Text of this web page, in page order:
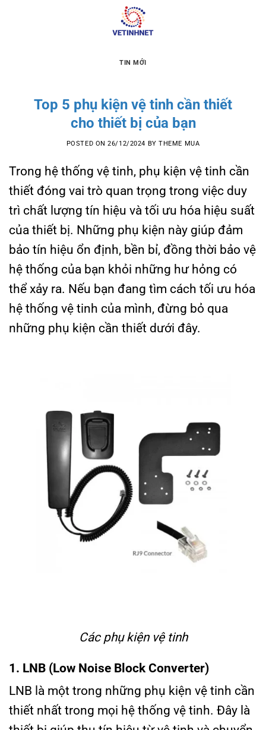
TIN MỚI
Top 5 phụ kiện vệ tinh cần thiết
cho thiết bị của bạn
POSTED ON26/12/2024 BYTHEME MUA
Trong hệ thống vệ tinh, phụ kiện vệ tinh cần
thiết đóng vai trò quan trọng trong việc duy
trì chất lượng tín hiệu và tối ưu hóa hiệu suất
của thiết bị. Những phụ kiện này giúp đảm
bảo tín hiệu ổn định, bền bỉ, đồng thời bảo vệ
hệ thống của bạn khỏi những hư hỏng có
thể xảy ra. Nếu bạn đang tìm cách tối ưu hóa
hệ thống vệ tinh của mình, đừng bỏ qua
những phụ kiện cần thiết dưới đây.
Các phụ kiện vệ tinh
1. LNB (Low Noise Block Converter)
LNB là một trong những phụ kiện vệ tinh cần
thiết nhất trong mọi hệ thống vệ tinh. Đây là